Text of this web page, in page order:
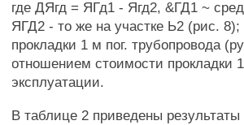
где ДЯгд = ЯГд1 - Ягд2, &ГД1 ~
ЯГД2 - то же на участке Ь2 (рис.
прокладки 1 м пог. трубопровода
отношением стоимости прокладки
эксплуатации.
В таблице 2 приведены